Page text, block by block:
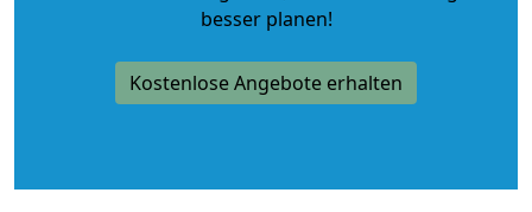
besser planen!
Kostenlose Angebote erhalten